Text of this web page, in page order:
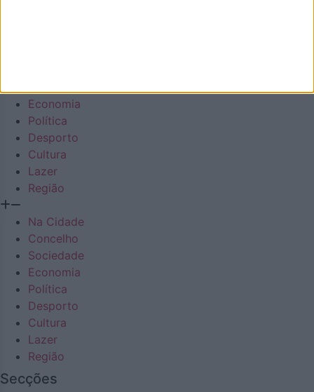
Economia
Política
Desporto
Cultura
Lazer
Região
Na Cidade
Concelho
Sociedade
Economia
Política
Desporto
Cultura
Lazer
Região
Secções